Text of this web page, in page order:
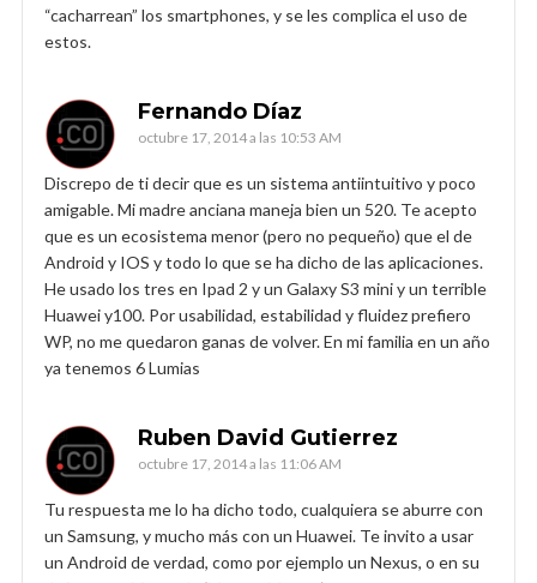
“cacharrean” los smartphones, y se les complica el uso de
estos.
Fernando Díaz
octubre 17, 2014 a las 10:53 AM
Discrepo de ti decir que es un sistema antiintuitivo y poco
amigable. Mi madre anciana maneja bien un 520. Te acepto
que es un ecosistema menor (pero no pequeño) que el de
Android y IOS y todo lo que se ha dicho de las aplicaciones.
He usado los tres en Ipad 2 y un Galaxy S3 mini y un terrible
Huawei y100. Por usabilidad, estabilidad y fluidez prefiero
WP, no me quedaron ganas de volver. En mi familia en un año
ya tenemos 6 Lumias
Ruben David Gutierrez
octubre 17, 2014 a las 11:06 AM
Tu respuesta me lo ha dicho todo, cualquiera se aburre con
un Samsung, y mucho más con un Huawei. Te invito a usar
un Android de verdad, como por ejemplo un Nexus, o en su